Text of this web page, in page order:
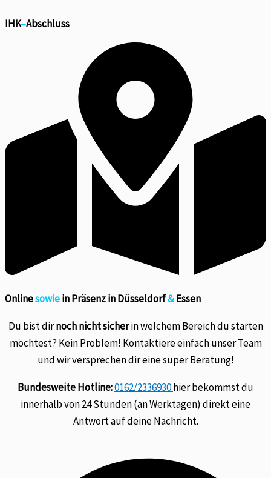
IHK–Abschluss
Onlinesowiein Präsenz in Düsseldorf&Essen
Du bist dirnoch nicht sicherin welchem Bereich du starten
möchtest? Kein Problem! Kontaktiere einfach unser Team
und wir versprechen dir eine super Beratung!
Bundesweite Hotline:0162/2336930hier bekommst du
innerhalb von 24 Stunden (an Werktagen) direkt eine
Antwort auf deine Nachricht.